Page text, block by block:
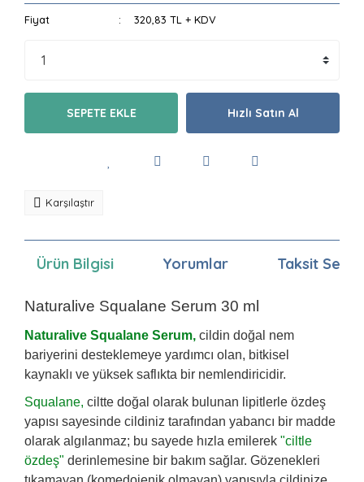
Fiyat 320,83 TL + KDV
SEPETE EKLE Hızlı Satın Al
Karşılaştır
Ürün Bilgisi Yorumlar Taksit
Naturalive Squalane Serum 30 ml
Naturalive Squalane Serum, cildin doğal nem
bariyerini desteklemeye yardımcı olan, bitkisel
kaynaklı ve yüksek saflıkta bir nemlendiricidir.
Squalane, ciltte doğal olarak bulunan lipitlerle özdeş
yapısı sayesinde cildiniz tarafından yabancı bir madde
olarak algılanmaz; bu sayede hızla emilerek "ciltle
özdeş" derinlemesine bir bakım sağlar. Gözenekleri